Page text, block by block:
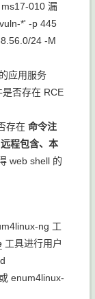
010 漏
*' -p 445
24 -M
应用服务
是否存在 RCE
存在 命令注
程包含、本
web shell 的
ng 工
工具进行用户
或 enum4linux-